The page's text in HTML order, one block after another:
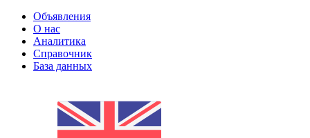
Объявления
О нас
Аналитика
Справочник
База данных